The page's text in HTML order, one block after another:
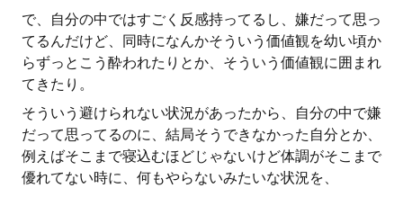
で、自分の中ではすごく反感持ってるし、嫌だって思っ
てるんだけど、同時になんかそういう価値観を幼い頃か
らずっとこう酔われたりとか、そういう価値観に囲まれ
てきたり。
そういう避けられない状況があったから、自分の中で嫌
だって思ってるのに、結局そうできなかった自分とか、
例えばそこまで寝込むほどじゃないけど体調がそこまで
優れてない時に、何もやらないみたいな状況を、